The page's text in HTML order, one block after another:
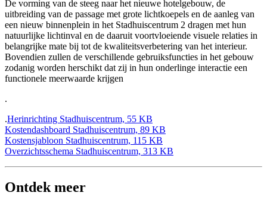
De vorming van de steeg naar het nieuwe hotelgebouw, de
uitbreiding van de passage met grote lichtkoepels en de aanleg van
een nieuw binnenplein in het Stadhuiscentrum 2 dragen met hun
natuurlijke lichtinval en de daaruit voortvloeiende visuele relaties in
belangrijke mate bij tot de kwaliteitsverbetering van het interieur.
Bovendien zullen de verschillende gebruiksfuncties in het gebouw
zodanig worden herschikt dat zij in hun onderlinge interactie een
functionele meerwaarde krijgen
.
.Herinrichting Stadhuiscentrum, 55 KB
Kostendashboard Stadhuiscentrum, 89 KB
Kostensjabloon Stadhuiscentrum, 115 KB
Overzichtsschema Stadhuiscentrum, 313 KB
Ontdek meer